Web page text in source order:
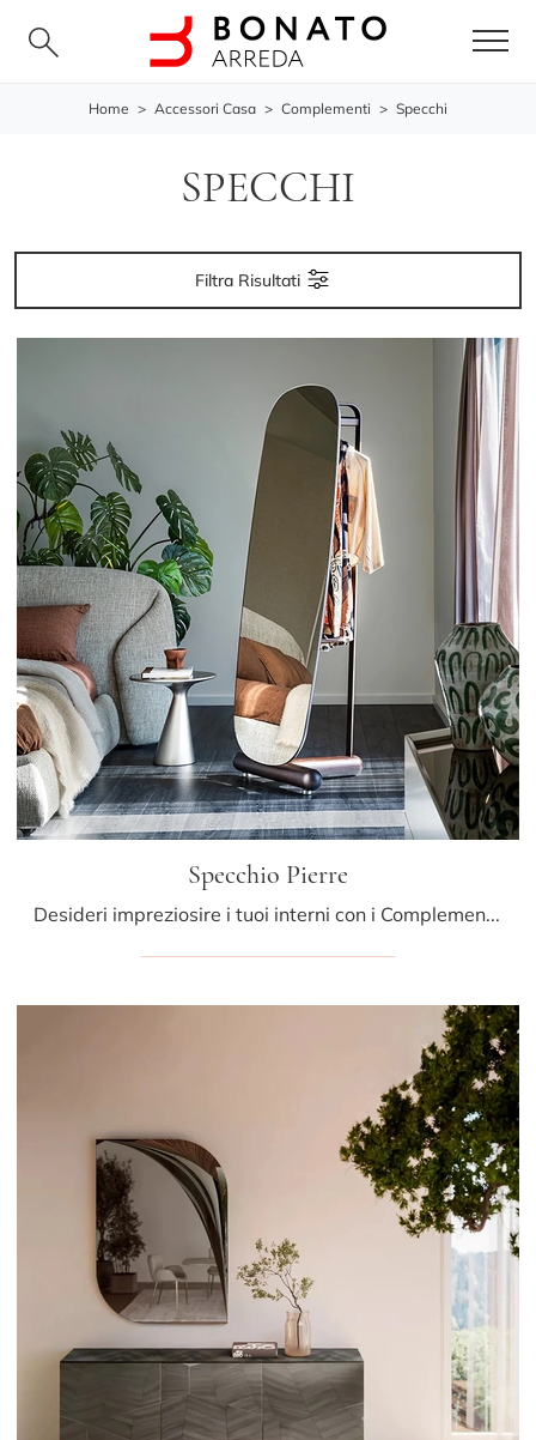
Home > Accessori Casa > Complementi > Specchi
SPECCHI
Filtra Risultati
Specchio Pierre
Desideri impreziosire i tuoi interni con i Complementi Cattelan Italia? Ti presentiamo differenti modelli di specchi in legno come Specchio Pierre.